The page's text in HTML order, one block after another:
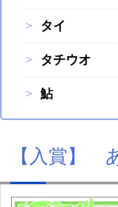
タイ
タチウオ
鮎
【入賞】